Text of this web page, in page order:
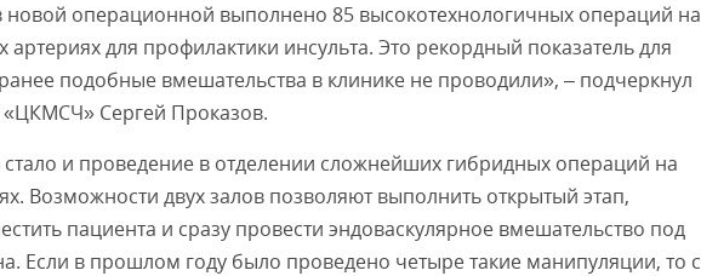
операционной выполнено 85 высокотехнологичных операций на
артериях для профилактики инсульта. Это рекордный показатель для
подобные вмешательства в клинике не проводили», – подчеркнул
Сергей Проказов.
и проведение в отделении сложнейших гибридных операций на
Возможности двух залов позволяют выполнить открытый этап,
пациента и сразу провести эндоваскулярное вмешательство под
Если в прошлом году было проведено четыре такие манипуляции, то с